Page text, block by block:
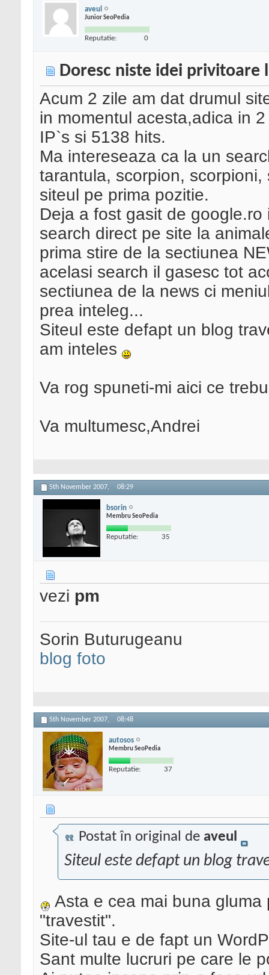
aveul
Junior SeoPedia
Reputatie: 0
Doresc niste idei privitoare
Acum 2 zile am dat drumul
in momentul acesta,adica in
IP`s si 5138 hits.
Ma intereseaza ca la un
tarantula, scorpion,
siteul pe prima pozitie.
Deja a fost gasit de
search direct pe site la
prima stire de la sectiunea
acelasi search il gasesc tot
sectiunea de la news ci
prea inteleg...
Siteul este defapt un blog
am inteles
Va rog spuneti-mi aici ce
Va multumesc,Andrei
5th November 2007, 08:29
bsorin
Membru SeoPedia
Reputatie: 35
vezi pm
Sorin Buturugeanu
blog foto
5th November 2007, 08:48
autosos
Membru SeoPedia
Reputatie: 37
Postat în original de aveul
Siteul este defapt un blog
Asta e cea mai buna
"travestit".
Site-ul tau e de fapt un
Sant multe lucruri pe care le